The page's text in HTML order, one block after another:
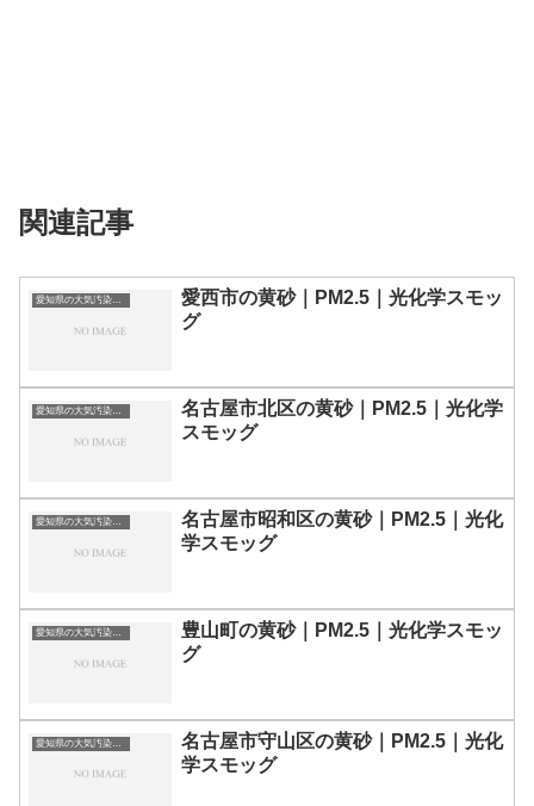
関連記事
愛知県の大気汚染・PM2.5・黄砂・エアロゾルの数値
愛西市の黄砂｜PM2.5｜光化学スモッ
グ
愛知県の大気汚染・PM2.5・黄砂・エアロゾルの数値
名古屋市北区の黄砂｜PM2.5｜光化学
スモッグ
愛知県の大気汚染・PM2.5・黄砂・エアロゾルの数値
名古屋市昭和区の黄砂｜PM2.5｜光化
学スモッグ
愛知県の大気汚染・PM2.5・黄砂・エアロゾルの数値
豊山町の黄砂｜PM2.5｜光化学スモッ
グ
愛知県の大気汚染・PM2.5・黄砂・エアロゾルの数値
名古屋市守山区の黄砂｜PM2.5｜光化
学スモッグ